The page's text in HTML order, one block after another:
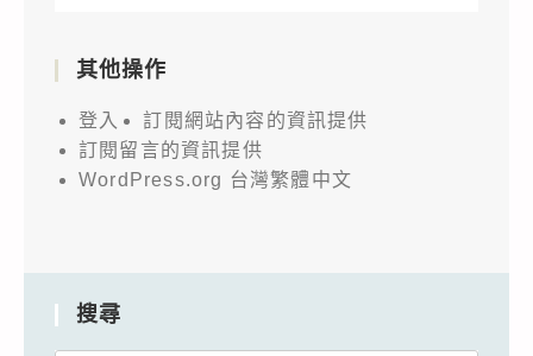
其他操作
登入
訂閱網站內容的資訊提供
訂閱留言的資訊提供
WordPress.org 台灣繁體中文
搜尋